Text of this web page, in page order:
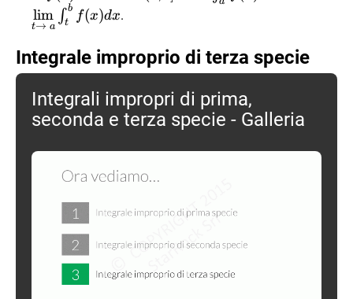
f(x) \ dx =
\int_t^b f(x)
t→ a
lim ∫t
b
f(x)dx.
Integrale improprio di terza specie
Integrali impropri di prima,
seconda e terza specie - Galleria